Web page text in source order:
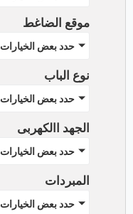
موقع الضاغط
حدد بعض الخيارات
نوع الباب
حدد بعض الخيارات
الجهد االكهربى
حدد بعض الخيارات
المبردات
حدد بعض الخيارات